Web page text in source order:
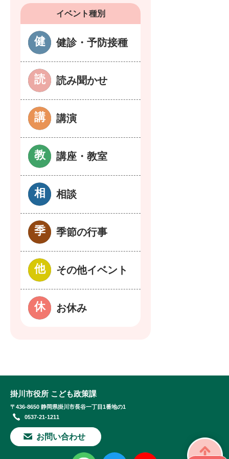
イベント種別
健診・予防接種
読み聞かせ
講演
講座・教室
相談
季節の行事
その他イベント
お休み
掛川市役所 こども政策課
〒436-8650 静岡県掛川市長谷一丁目1番地の1
0537-21-1211
お問い合わせ